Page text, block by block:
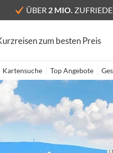
ÜBER 2 MIO.
zum besten Preis
Kartensuche Top Angebote